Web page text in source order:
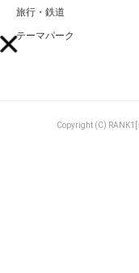
旅行・鉄道
テーマパーク
Copyright (C)